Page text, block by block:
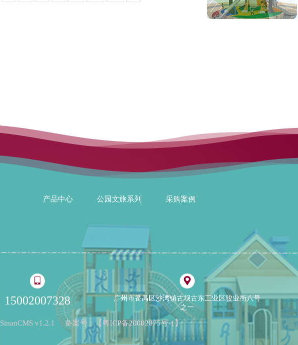
产品中心 公园文旅系列 采购案例
15002007328
广州市番禺区沙湾镇古坝古东工业区骏业街八号
之一
SinanCMS v1.2.1 备案号：【粤ICP备20002875号-1】